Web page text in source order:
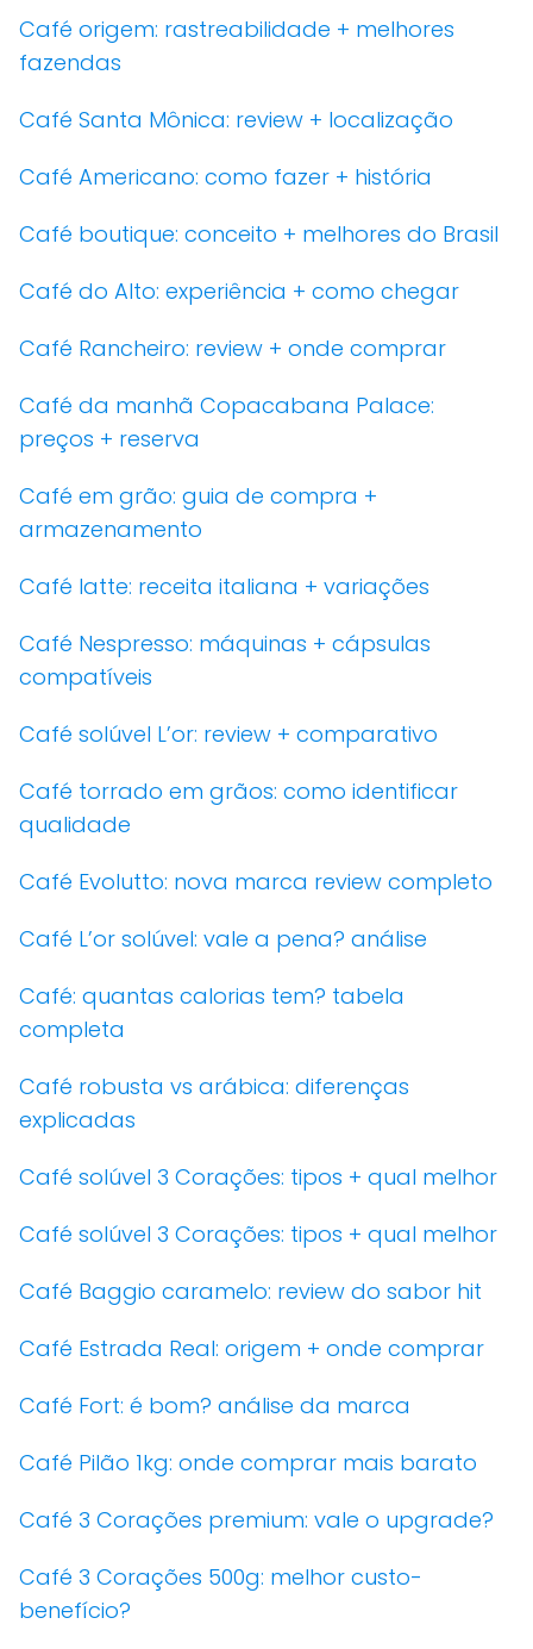
Café origem: rastreabilidade + melhores
fazendas
Café Santa Mônica: review + localização
Café Americano: como fazer + história
Café boutique: conceito + melhores do Brasil
Café do Alto: experiência + como chegar
Café Rancheiro: review + onde comprar
Café da manhã Copacabana Palace:
preços + reserva
Café em grão: guia de compra +
armazenamento
Café latte: receita italiana + variações
Café Nespresso: máquinas + cápsulas
compatíveis
Café solúvel L’or: review + comparativo
Café torrado em grãos: como identificar
qualidade
Café Evolutto: nova marca review completo
Café L’or solúvel: vale a pena? análise
Café: quantas calorias tem? tabela
completa
Café robusta vs arábica: diferenças
explicadas
Café solúvel 3 Corações: tipos + qual melhor
Café solúvel 3 Corações: tipos + qual melhor
Café Baggio caramelo: review do sabor hit
Café Estrada Real: origem + onde comprar
Café Fort: é bom? análise da marca
Café Pilão 1kg: onde comprar mais barato
Café 3 Corações premium: vale o upgrade?
Café 3 Corações 500g: melhor custo-
benefício?